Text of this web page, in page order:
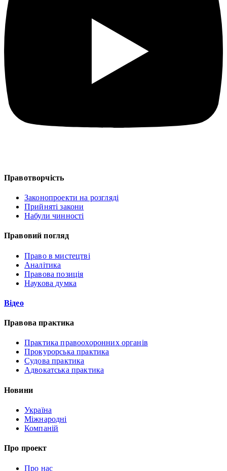
Правотворчість
Законопроекти на розгляді
Прийняті закони
Набули чинності
Правовий погляд
Право в мистецтві
Аналітика
Правова позиція
Наукова думка
Відео
Правова практика
Практика правоохоронних органів
Прокурорська практика
Судова практика
Адвокатська практика
Новини
Україна
Міжнародні
Компаній
Про проект
Про нас